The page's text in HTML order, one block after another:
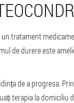
tratament
de durere este
de a progresa.
terapia la domiciliu